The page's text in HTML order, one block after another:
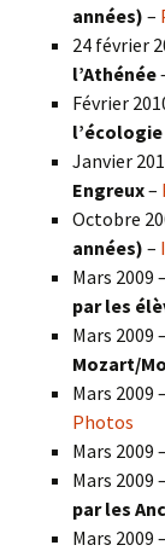
années) –
24 février
l’Athénée
Février
Janvier
Engreux–
Octobre
années) –
Mars 2009 –
par les
Mars 2009 –
Mozart/
Mars 2009 –
Photos
Mars 2009 –
Mars 2009 –
par les
Mars 2009 –